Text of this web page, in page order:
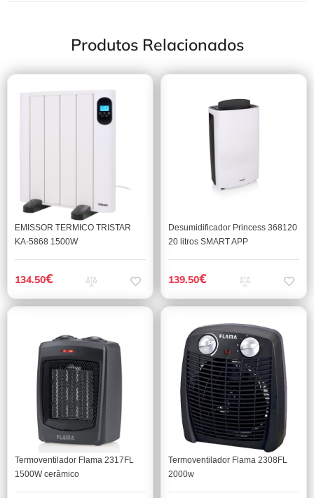
Produtos Relacionados
EMISSOR TERMICO TRISTAR
KA-5868 1500W
134.50€
Desumidificador Princess 368120
20 litros SMART APP
139.50€
Termoventilador Flama 2317FL
1500W cerâmico
Termoventilador Flama 2308FL
2000w